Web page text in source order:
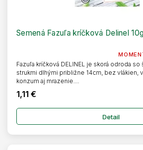
Semená Fazuľa kríčková Delinel
1,11 €
Detail
Fazuľa kríčková DELINEL je skorá odroda
strukmi dlhými približne 14cm, bez vlákien,
konzum aj mrazenie....